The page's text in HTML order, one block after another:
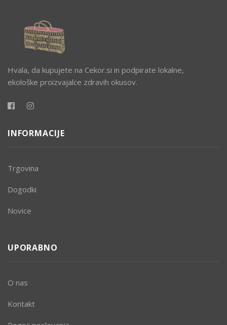
Hvala, da kupujete na Cekor.si in podpirate lokalne,
ekološke proizvajalce zdravih okusov.
INFORMACIJE
Trgovina
Dogodki
Novice
UPORABNO
O nas
Kontakt